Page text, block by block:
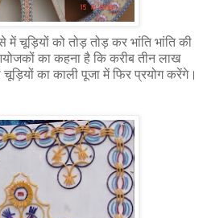
चूड़ियों को तोड़ तोड़ कर भांति भांति की
का कहना है कि करीब तीन लाख
का काली पूजा में फिर प्रयोग करेंगे।